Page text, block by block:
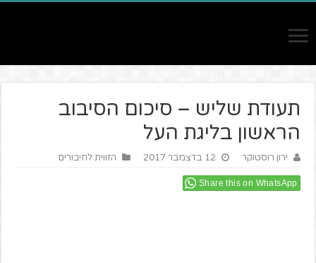
תעודת שליש – סיכום הסיבוב
הראשון בליגת העל
ירון רוסטוקר 12 בדצמבר 2017 הזווית לחיבורים
Share this on WhatsApp